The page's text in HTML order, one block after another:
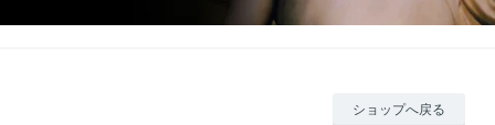
ショップへ戻る